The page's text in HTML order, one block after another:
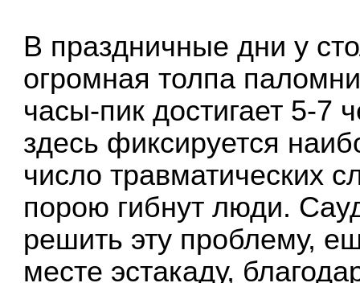
В праздничные дни у
огромная толпа
часы-пик достигает 5-7
здесь фиксируется
число травматических
порою гибнут люди.
решить эту проблему,
месте эстакаду,